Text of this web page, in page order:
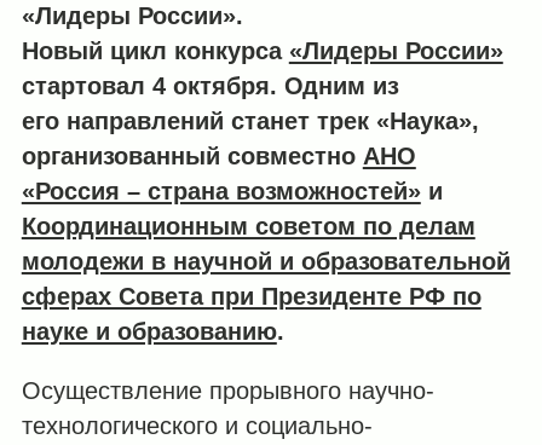
«Лидеры России».
Новый цикл конкурса «Лидеры России»
стартовал 4 октября. Одним из
его направлений станет трек «Наука»,
организованный совместно АНО
«Россия – страна возможностей»и
Координационным советом по делам
молодежи в научной и образовательной
сферах Совета при Президенте РФ по
науке и образованию.​
Осуществление прорывного научно-
технологического и социально-